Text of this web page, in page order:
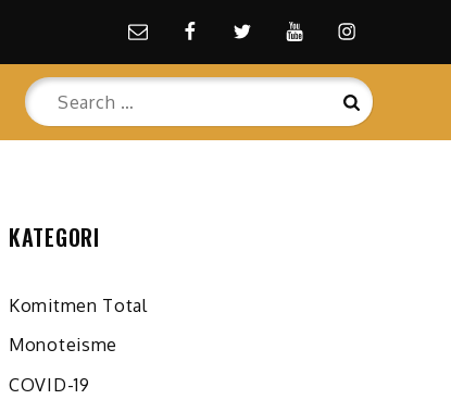
Email facebookTwitterYoutubeInstagram
Search
for:
Search
KATEGORI
Komitmen Total
Monoteisme
COVID-19